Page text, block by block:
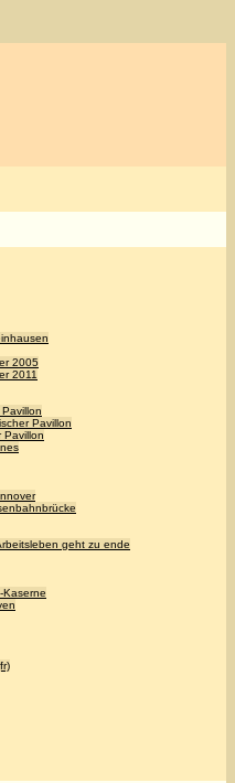
2005
2011
Pavillon
Pavillon
geht zu ende
Kaserne